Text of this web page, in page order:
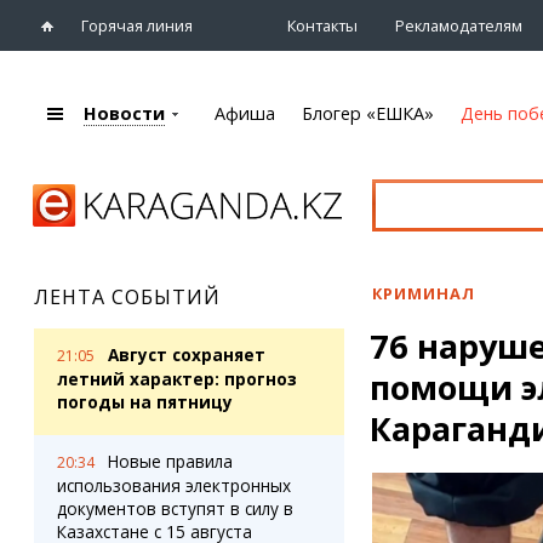
Горячая линия Контакты Рекламодателям
Караганды
eTV
Рассылка новостей
Персоны
Афиша
Театры
Спорт
Выставки
Цирк и зоопарк
Блогер «ЕШКА»
Лента блогера
Карты
Web-камеры
Новости Афиша Блогер «ЕШКА» День
ЛЕНТА СОБЫТИЙ
21:05
Август сохраняет
летний характер: прогноз
погоды на пятницу
20:34
Новые правила
использования электронных
документов вступят в силу в
Казахстане с 15 августа
КРИМИНАЛ
76
помощи